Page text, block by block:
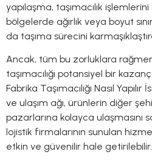
yapılaşma, taşımacılık işlemlerini
bölgelerde ağırlık veya boyut
da taşıma sürecini
Ancak, tüm bu zorluklara
taşımacılığı potansiyel bir
Fabrika Taşımacılığı Nasıl
ve ulaşım ağı, ürünlerin diğer
pazarlarına kolayca ulaşmasını
lojistik firmalarının sunulan
etkin ve güvenilir hale getirilebilir.